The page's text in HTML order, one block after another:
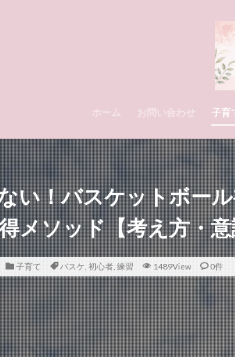
ホーム お問い合わせ 子育
い！バスケットボー
メソッド【考え方・
子育て バスケ, 初心者, 練習 1489View 0件